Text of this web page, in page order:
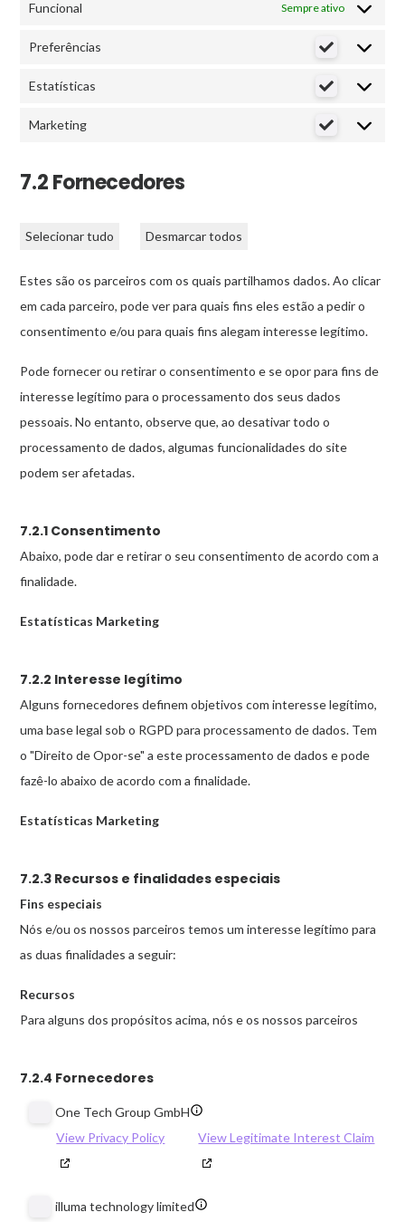
Funcional Sempre ativo
Preferências
Estatísticas
Marketing
7.2 Fornecedores
Selecionar tudo Desmarcar todos
Estes são os parceiros com os quais partilhamos dados. Ao clicar
em cada parceiro, pode ver para quais fins eles estão a pedir o
consentimento e/ou para quais fins alegam interesse legítimo.
Pode fornecer ou retirar o consentimento e se opor para fins de
interesse legítimo para o processamento dos seus dados
pessoais. No entanto, observe que, ao desativar todo o
processamento de dados, algumas funcionalidades do site
podem ser afetadas.
7.2.1 Consentimento
Abaixo, pode dar e retirar o seu consentimento de acordo com a
finalidade.
Estatísticas Marketing
7.2.2 Interesse legítimo
Alguns fornecedores definem objetivos com interesse legítimo,
uma base legal sob o RGPD para processamento de dados. Tem
o "Direito de Opor-se" a este processamento de dados e pode
fazê-lo abaixo de acordo com a finalidade.
Estatísticas Marketing
7.2.3 Recursos e finalidades especiais
Fins especiais
Nós e/ou os nossos parceiros temos um interesse legítimo para
as duas finalidades a seguir:
Recursos
Para alguns dos propósitos acima, nós e os nossos parceiros
7.2.4 Fornecedores
One Tech Group GmbHMostrar
detalhes
de
Tech
View Privacy Policy View Legitimate Interest Claim
illuma technology limitedMostrar